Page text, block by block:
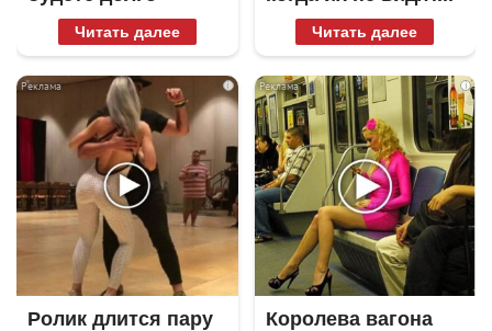
Читать далее Читать далее
i
Ролик длится пару
i
Королева вагона